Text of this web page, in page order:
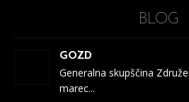
BLOG
GOZD
Generalna skupščina
marec